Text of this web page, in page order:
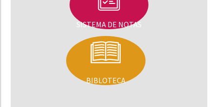
SISTEMA DE NOTAS
BIBLOTECA